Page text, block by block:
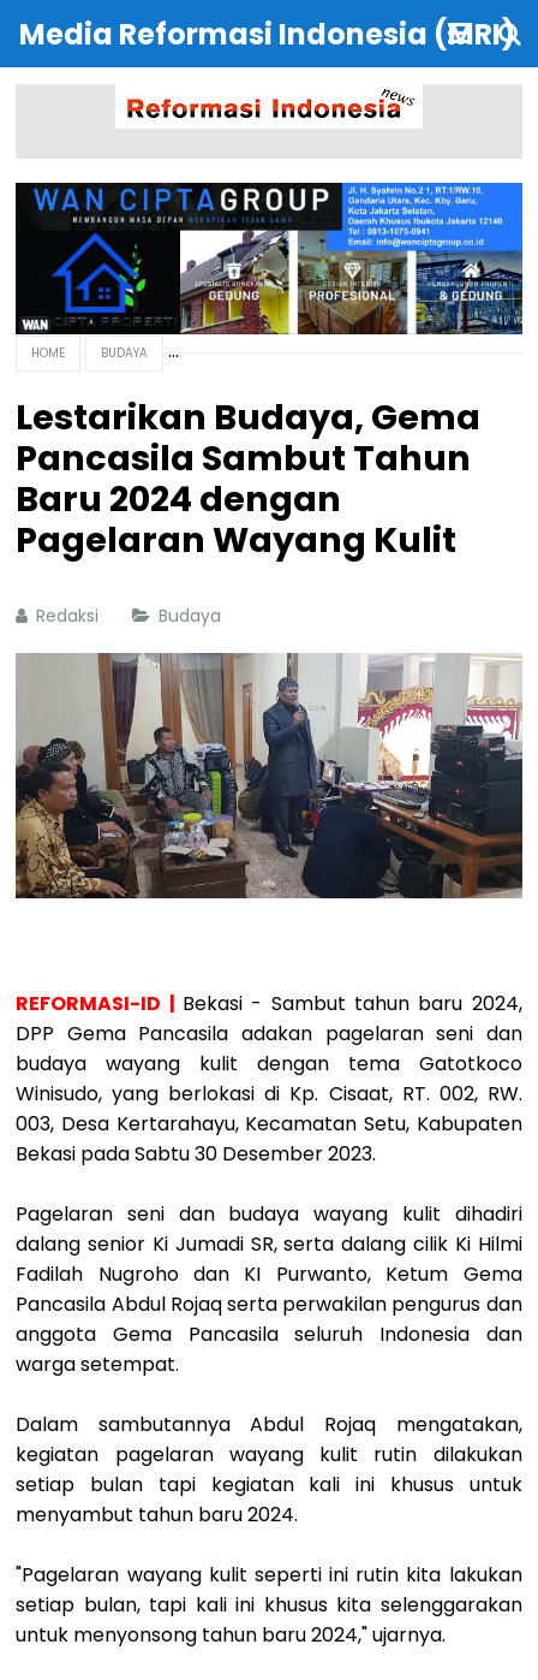
Media Reformasi Indonesia (MRI)
HOME BUDAYA
Lestarikan Budaya, Gema
Pancasila Sambut Tahun
Baru 2024 dengan
Pagelaran Wayang Kulit
Redaksi Budaya
REFORMASI-ID | Bekasi - Sambut tahun baru 2024,
DPP Gema Pancasila adakan pagelaran seni dan
budaya wayang kulit dengan tema Gatotkoco
Winisudo, yang berlokasi di Kp. Cisaat, RT. 002, RW.
003, Desa Kertarahayu, Kecamatan Setu, Kabupaten
Bekasi pada Sabtu 30 Desember 2023.
Pagelaran seni dan budaya wayang kulit dihadiri
dalang senior Ki Jumadi SR, serta dalang cilik Ki Hilmi
Fadilah Nugroho dan KI Purwanto, Ketum Gema
Pancasila Abdul Rojaq serta perwakilan pengurus dan
anggota Gema Pancasila seluruh Indonesia dan
warga setempat.
Dalam sambutannya Abdul Rojaq mengatakan,
kegiatan pagelaran wayang kulit rutin dilakukan
setiap bulan tapi kegiatan kali ini khusus untuk
menyambut tahun baru 2024.
"Pagelaran wayang kulit seperti ini rutin kita lakukan
setiap bulan, tapi kali ini khusus kita selenggarakan
untuk menyonsong tahun baru 2024," ujarnya.